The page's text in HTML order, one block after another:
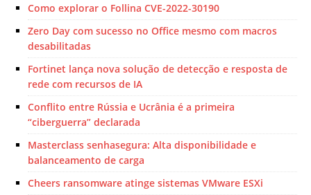
Como explorar o Follina CVE-2022-30190
Zero Day com sucesso no Office mesmo com macros
desabilitadas
Fortinet lança nova solução de detecção e resposta de
rede com recursos de IA
Conflito entre Rússia e Ucrânia é a primeira
“ciberguerra” declarada
Masterclass senhasegura: Alta disponibilidade e
balanceamento de carga
Cheers ransomware atinge sistemas VMware ESXi